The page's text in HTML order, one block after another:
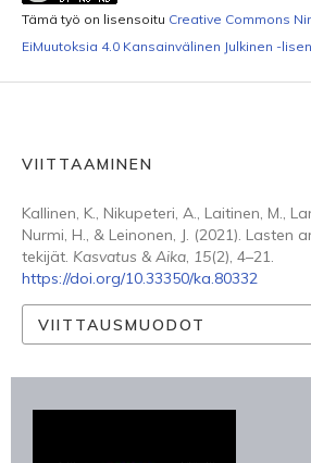
Tämä työ on lisensoitu Creative Commons
EiMuutoksia 4.0 Kansainvälinen Julkinen -
VIITTAAMINEN
Kallinen, K., Nikupeteri, A., Laitinen, M.,
Nurmi, H., & Leinonen, J. (2021). Lasten
tekijät. Kasvatus & Aika, 15(2), 4–21.
https://doi.org/10.33350/ka.80332
VIITTAUSMUODOT